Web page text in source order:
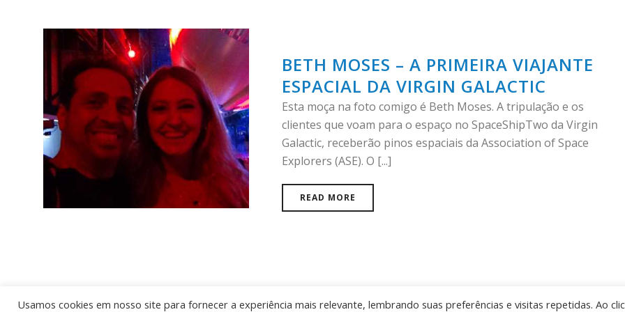
BETH MOSES – A PRIMEIRA VIAJANTE
ESPACIAL DA VIRGIN GALACTIC
Esta moça na foto comigo é Beth Moses. A tripulação e os
clientes que voam para o espaço no SpaceShipTwo da Virgin
Galactic, receberão pinos espaciais da Association of Space
Explorers (ASE). O [...]
READ MORE
Usamos cookies em nosso site para fornecer a experiência mais relevante, lembrando suas preferências e visitas repetidas. Ao